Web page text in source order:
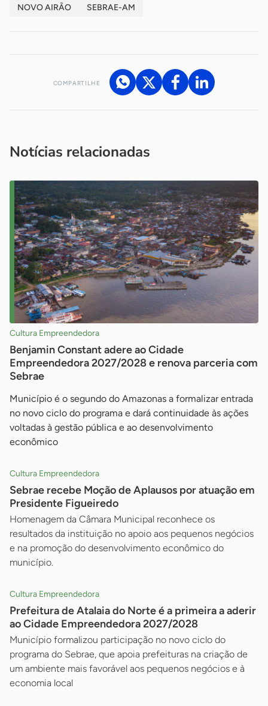
NOVO AIRÃO SEBRAE-AM
COMPARTILHE
Notícias relacionadas
Cultura Empreendedora
Benjamin Constant adere ao Cidade
Empreendedora 2027/2028 e renova parceria com
Sebrae
Município é o segundo do Amazonas a formalizar entrada
no novo ciclo do programa e dará continuidade às ações
voltadas à gestão pública e ao desenvolvimento
econômico
Cultura Empreendedora
Sebrae recebe Moção de Aplausos por atuação em
Presidente Figueiredo
Homenagem da Câmara Municipal reconhece os
resultados da instituição no apoio aos pequenos negócios
e na promoção do desenvolvimento econômico do
município.
Cultura Empreendedora
Prefeitura de Atalaia do Norte é a primeira a aderir
ao Cidade Empreendedora 2027/2028
Município formalizou participação no novo ciclo do
programa do Sebrae, que apoia prefeituras na criação de
um ambiente mais favorável aos pequenos negócios e à
economia local